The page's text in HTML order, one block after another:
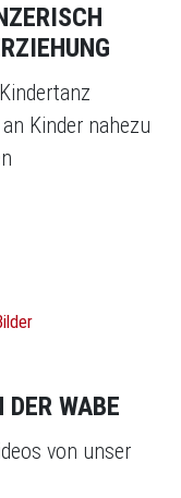
Kinder nahezu
WABE
von unser